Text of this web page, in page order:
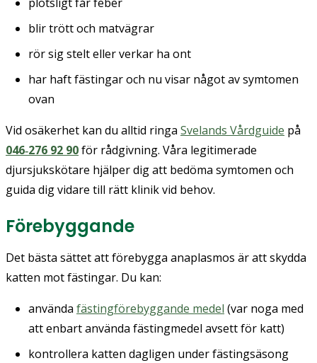
blir trött och matvägrar
rör sig stelt eller verkar ha ont
har haft fästingar och nu visar något av symtomen
ovan
Vid osäkerhet kan du alltid ringa Svelands Vårdguide på
046‑276 92 90för rådgivning. Våra legitimerade
djursjukskötare hjälper dig att bedöma symtomen och
guida dig vidare till rätt klinik vid behov.
Förebyggande
Det bästa sättet att förebygga anaplasmos är att skydda
katten mot fästingar. Du kan:
använda fästingförebyggande medel (var noga med
att enbart använda fästingmedel avsett för katt)
kontrollera katten dagligen under fästingsäsong